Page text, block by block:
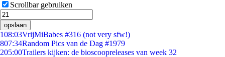
Scrollbar gebruiken
opslaan
108:03VrijMiBabes #316 (not very sfw!)
807:34Random Pics van de Dag #1979
205:00Trailers kijken: de bioscoopreleases van week 32